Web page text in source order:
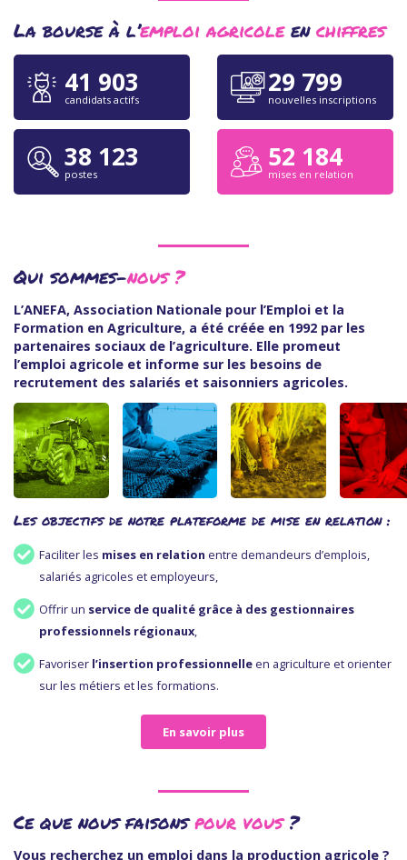
La bourse à l’emploi agricoleen chiffres
41 903
candidats actifs
29 799
nouvelles inscriptions
38 123
postes
52 184
mises en relation
Qui sommes-nous ?
L’ANEFA, Association Nationale pour l’Emploi et la
Formation en Agriculture, a été créée en 1992 par les
partenaires sociaux de l’agriculture. Elle promeut
l’emploi agricole et informe sur les besoins de
recrutement des salariés et saisonniers agricoles.
Les objectifs de notre plateforme de mise en relation :
Faciliter les mises en relation entre demandeurs d’emplois,
salariés agricoles et employeurs,
Offrir un service de qualité grâce à des gestionnaires
professionnels régionaux
Favoriser l’insertion professionnelle en agriculture et orienter
sur les métiers et les formations.
En savoir plus
Ce que nous faisonspour vous?
Vous recherchez un emploi dans la production agricole ?